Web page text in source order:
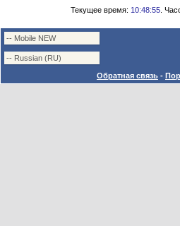
Текущее время: 10:48:55.
Обратная связь -